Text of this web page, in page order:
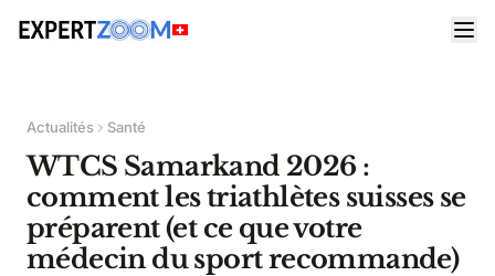
Actualités Santé
WTCS Samarkand 2026 :
comment les triathlètes suisses se
préparent (et ce que votre
médecin du sport recommande)